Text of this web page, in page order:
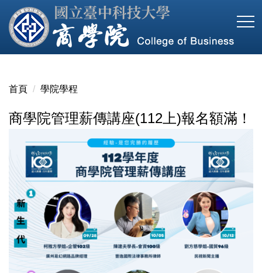
到
主
區
首頁 學院學程
商學院管理薪傳講座(112上)報名額滿！